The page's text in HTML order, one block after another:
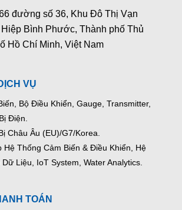
đường số 36, Khu Đô Thị Vạn
Bình Phước, Thành phố Thủ
Hồ Chí Minh, Việt Nam
VỤ
Bộ Điều Khiển, Gauge, Transmitter,
Điện.
Châu Âu (EU)/G7/Korea.
Hệ Thống Cảm Biến & Điều Khiển, Hệ
Liệu, IoT System, Water Analytics.
TOÁN